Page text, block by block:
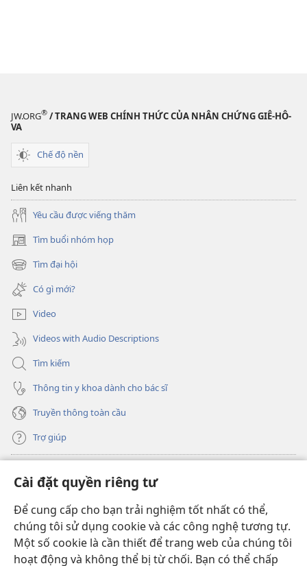
Cài đặt quyền riêng tư
Để cung cấp cho bạn trải nghiệm tốt nhất có thể,
chúng tôi sử dụng cookie và các công nghệ tương tự.
Một số cookie là cần thiết để trang web của chúng tôi
hoạt động và không thể bị từ chối. Bạn có thể chấp
JW.ORG® / TRANG WEB CHÍNH THỨC CỦA NHÂN CHỨNG GIÊ-HÔ-
VA
Chế độ nền
Liên kết nhanh
Yêu cầu được viếng thăm
Tìm buổi nhóm họp
(mở
cửa
sổ
mới)
Tìm đại hội
(mở
cửa
sổ
mới)
Có gì mới?
Video
Videos with Audio Descriptions
Tìm kiếm
Thông tin y khoa dành cho bác sĩ
Truyền thông toàn cầu
Trợ giúp
(mở
cửa
sổ
mới)
THƯ VIỆN TRỰC TUYẾN Tháp Canh
(mở
cửa
sổ
mới)
JW Hub ®
(mở
cửa